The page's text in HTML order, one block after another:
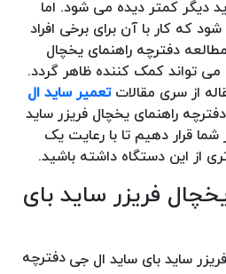
دیگر کمتر دیده می شود. اما
که کار با آن برای برخی افراد
دفترچه راهنمای یخچال
می تواند کمک کننده ظاهر گردد.
از سری مقالاتتعمیر ساید ال
راهنمای یخچال فریزر ساید
شما قرار دهیم تا با رعایت یک
از این دستگاه داشته باشید.
فریزر ساید بای
دفترچه